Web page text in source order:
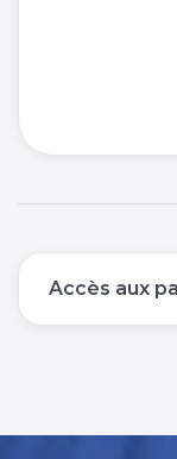
Accès aux